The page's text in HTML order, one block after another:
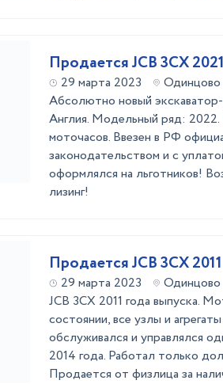
Продается JCB 3CX 2021
29 марта 2023
Одинцово
Абсолютно новый
Англия. Модельный ряд:
моточасов. Ввезен в РФ
законодательством и с
оформлялся на льготников!
лизинг!
Продается JCB 3CX 2011
29 марта 2023
Одинцово
JCB 3CX 2011 года выпуска.
состоянии, все узлы и
обслуживался и управлялся
2014 года. Работал только
Продается от физлица за